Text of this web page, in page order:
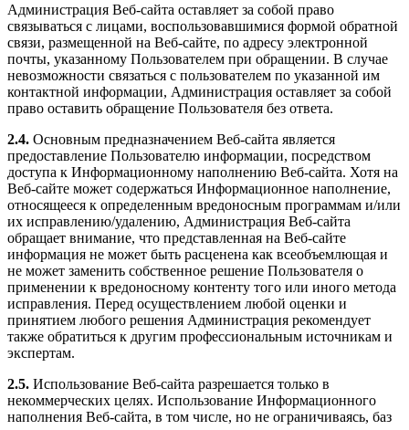
Администрация Веб-сайта оставляет за собой право
связываться с лицами, воспользовавшимися формой обратной
связи, размещенной на Веб-сайте, по адресу электронной
почты, указанному Пользователем при обращении. В случае
невозможности связаться с пользователем по указанной им
контактной информации, Администрация оставляет за собой
право оставить обращение Пользователя без ответа.
2.4. Основным предназначением Веб-сайта является
предоставление Пользователю информации, посредством
доступа к Информационному наполнению Веб-сайта. Хотя на
Веб-сайте может содержаться Информационное наполнение,
относящееся к определенным вредоносным программам и/или
их исправлению/удалению, Администрация Веб-сайта
обращает внимание, что представленная на Веб-сайте
информация не может быть расценена как всеобъемлющая и
не может заменить собственное решение Пользователя о
применении к вредоносному контенту того или иного метода
исправления. Перед осуществлением любой оценки и
принятием любого решения Администрация рекомендует
также обратиться к другим профессиональным источникам и
экспертам.
2.5. Использование Веб-сайта разрешается только в
некоммерческих целях. Использование Информационного
наполнения Веб-сайта, в том числе, но не ограничиваясь, баз